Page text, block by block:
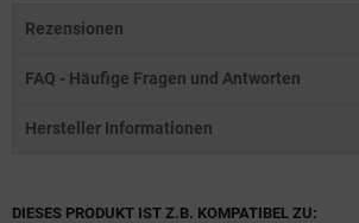
Rezensionen
FAQ - Häufige Fragen und Antworten
Hersteller Informationen
DIESES PRODUKT IST Z.B. KOMPATIBEL ZU: